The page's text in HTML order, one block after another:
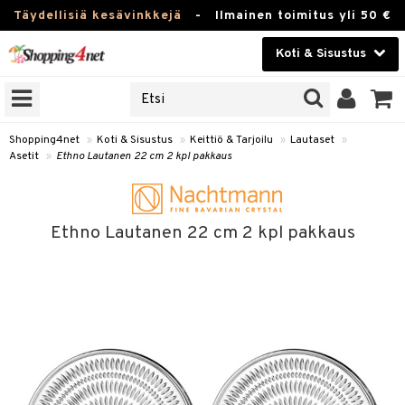
Täydellisiä kesävinkkejä - Ilmainen toimitus yli 50 €
Koti & Sisustus
Kauneudenhoito
Piilolinssit
Fitness
Tuotemerkkejä
Kampanjat
Shopping4net » Koti & Sisustus » Keittiö & Tarjoilu » Lautaset »
Asetit » Ethno Lautanen 22 cm 2 kpl pakkaus
Ethno Lautanen 22 cm 2 kpl pakkaus
Karahvit
Tee & Espresso
Mukit